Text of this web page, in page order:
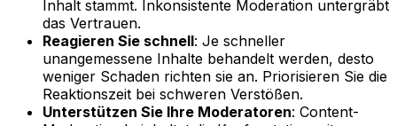
Inhalt stammt. Inkonsistente Moderation untergräbt
das Vertrauen.
Reagieren Sie schnell: Je schneller
unangemessene Inhalte behandelt werden, desto
weniger Schaden richten sie an. Priorisieren Sie die
Reaktionszeit bei schweren Verstößen.
Unterstützen Sie Ihre Moderatoren: Content-